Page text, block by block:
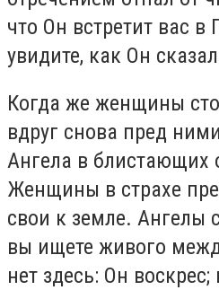
что Он встретит вас в
увидите, как Он
Когда же женщины
вдруг снова пред
Ангела в блистающих
Женщины в страхе
свои к земле. Ангелы
вы ищете живого
нет здесь: Он